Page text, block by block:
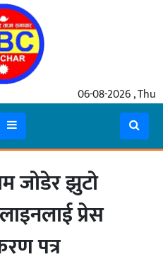
06-08-2026 , Thu
जोडेर झुटाे
प्रेस
पत्र